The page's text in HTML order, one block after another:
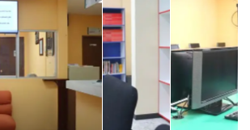
consideran a la alumna, al alumno,
en el centro del proceso educativo
como protagonista de su
aprendizaje.
6. Hace investigación, produce
saber desde la reflexión de la